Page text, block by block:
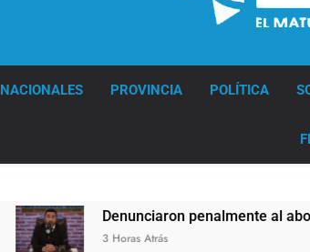
NACIONALES PROVINCIA POLÍTICA
Denunciaron penalmente al abogado
3 Horas Atrás